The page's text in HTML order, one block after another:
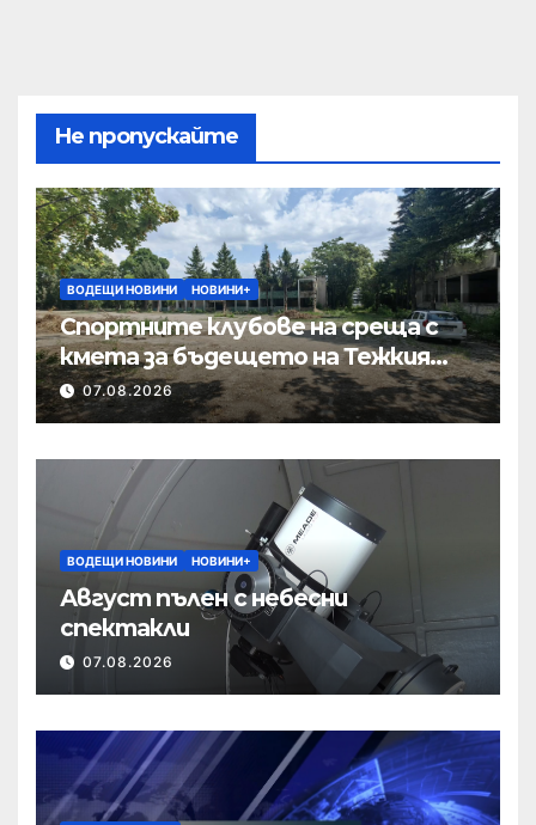
Не пропускайте
ВОДЕЩИ НОВИНИ НОВИНИ+
Спортните клубове на среща с
кмета за бъдещето на Тежкия
полк
07.08.2026
ВОДЕЩИ НОВИНИ НОВИНИ+
Август пълен с небесни
спектакли
07.08.2026